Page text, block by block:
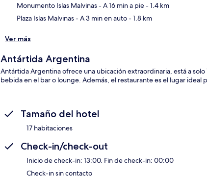
Monumento Islas Malvinas- A 16 min a pie- 1.4 km
Plaza Islas Malvinas- A 3 min en auto- 1.8 km
Ver más
Antártida Argentina
Antártida Argentina ofrece una ubicación extraordinaria, está a
bebida en el bar o lounge. Además, el restaurante es el lugar ideal
Tamaño del hotel
17 habitaciones
Check-in/check-out
Inicio de check-in: 13:00. Fin de check-in: 00:00
Check-in sin contacto